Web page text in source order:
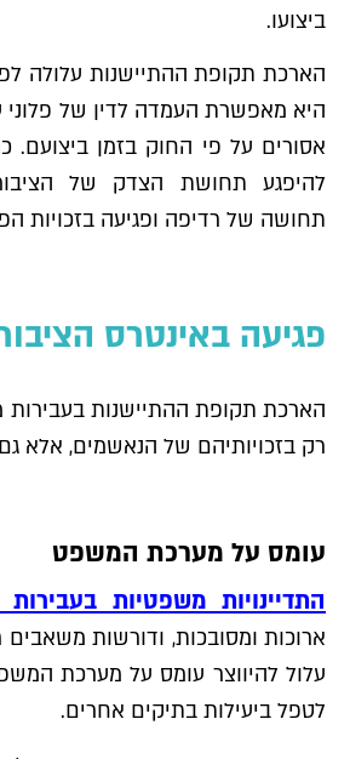
ביצועו.
הארכת תקופת ההתיישנות עלולה
היא מאפשרת העמדה לדין של
אסורים על פי החוק בזמן ביצועם.
להיפגע תחושת הצדק של
תחושה של רדיפה ופגיעה בזכויות
פגיעה באינטרס
הארכת תקופת ההתיישנות בעבירות
רק בזכויותיהם של הנאשמים, אלא
עומס על מערכת המשפט
התדיינויות משפטיות בעבירות
ארוכות ומסובכות, ודורשות
עלול להיווצר עומס על מערכת
לטפל ביעילות בתיקים אחרים.